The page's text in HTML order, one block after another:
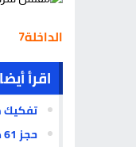
الداخلة7
اقرأ
تفكيك معمل
حجز 61 كيلوغراما من مخدر الكوكايين وتوقيف شخصين بمعبر الكركارات الحدودي